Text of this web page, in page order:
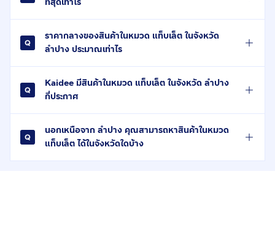
ราคากลางของสินค้าในหมวด แท็บเล็ต ในจังหวัด
ลำปาง ประมาณเท่าไร
Kaidee มีสินค้าในหมวด แท็บเล็ต ในจังหวัด ลำปาง
กี่ประกาศ
นอกเหนือจาก ลำปาง คุณสามารถหาสินค้าในหมวด
แท็บเล็ต ได้ในจังหวัดใดบ้าง